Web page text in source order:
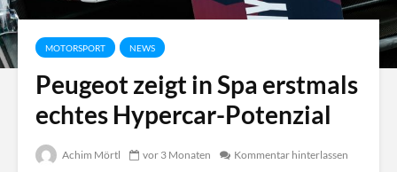
MOTORSPORT NEWS
Peugeot zeigt in Spa erstmals
echtes Hypercar-Potenzial
Achim Mörtl vor 3 Monaten
Kommentar hinterlassen